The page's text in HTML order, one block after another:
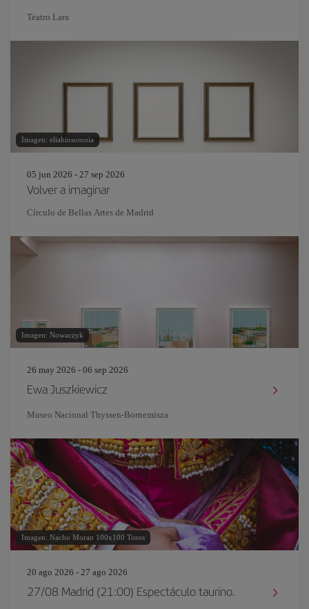
Teatro Lara
Imagen: eliahinsomnia
05 jun 2026 - 27 sep 2026
Volver a imaginar
Círculo de Bellas Artes de Madrid
Imagen: Nowaczyk
26 may 2026 - 06 sep 2026
Ewa Juszkiewicz
Museo Nacional Thyssen-Bornemisza
Imagen: Nacho Moran 100x100 Toros
20 ago 2026 - 27 ago 2026
27/08 Madrid (21:00) Espectáculo taurino.